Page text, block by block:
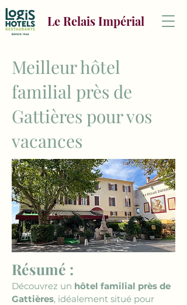
Le Relais Impérial
Meilleur hôtel
familial près de
Gattières pour vos
vacances
Résumé :
Découvrez un hôtel familial près de
Gattières, idéalement situé pour